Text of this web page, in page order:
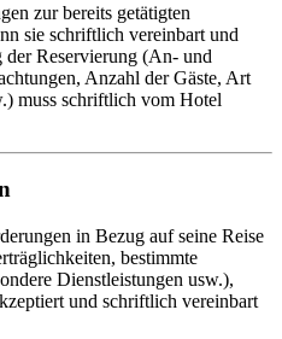
zur bereits getätigten
sie schriftlich vereinbart und
der Reservierung (An- und
Anzahl der Gäste, Art
muss schriftlich vom Hotel
in Bezug auf seine Reise
bestimmte
Dienstleistungen usw.),
und schriftlich vereinbart